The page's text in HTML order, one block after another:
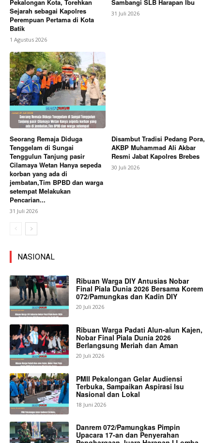
Pekalongan Kota, Torehkan
Sejarah sebagai Kapolres
Perempuan Pertama di Kota
Batik
1 Agustus 2026
Sambangi SLB Harapan Ibu
31 Juli 2026
Seorang Remaja Diduga
Tenggelam di Sungai
Tenggulun Tanjung pasir
Cilamaya Wetan Hanya sepeda
korban yang ada di
jembatan,Tim BPBD dan warga
setempat Melakukan
Pencarian...
31 Juli 2026
Disambut Tradisi Pedang Pora,
AKBP Muhammad Ali Akbar
Resmi Jabat Kapolres Brebes
30 Juli 2026
NASIONAL
Ribuan Warga DIY Antusias Nobar
Final Piala Dunia 2026 Bersama Korem
072/Pamungkas dan Kadin DIY
20 Juli 2026
Ribuan Warga Padati Alun-alun Kajen,
Nobar Final Piala Dunia 2026
Berlangsung Meriah dan Aman
20 Juli 2026
PMII Pekalongan Gelar Audiensi
Terbuka, Sampaikan Aspirasi Isu
Nasional dan Lokal
18 Juni 2026
Danrem 072/Pamungkas Pimpin
Upacara 17-an dan Penyerahan